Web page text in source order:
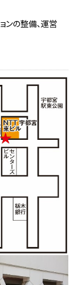
ンの整備、運営